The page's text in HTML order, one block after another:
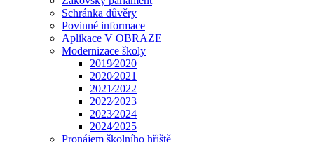
Schránka důvěry
Povinné informace
Aplikace V OBRAZE
Modernizace školy
2019⁄2020
2020⁄2021
2021⁄2022
2022⁄2023
2023⁄2024
2024⁄2025
Pronájem školního hřiště